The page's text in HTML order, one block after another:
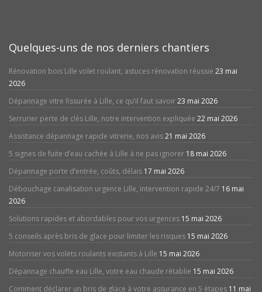
Quelques-uns de nos derniers chantiers
Rénovation bois Lille volet roulant, astuces rénovation réussie 23 mai
2026
Dépannage vitre fissurée à Lille, ce qu’il faut savoir23 mai 2026
Serrurier perte de clés Lille, notre intervention expliquée 22 mai 2026
Assistance dépannage rapide vitrerie, nos avis21 mai 2026
5 signes de fuite d’eau cachée à Lille à ne pas ignorer 18 mai 2026
Dépannage porte d’entrée, coûts, délais 17 mai 2026
Débouchage canalisation urgence Lille, intervention rapide 24/7 16 mai
2026
Solutions rapides et abordables pour vos urgences 15 mai 2026
5 conseils après bris de glace pour limiter les risques 15 mai 2026
Motoriser vos volets roulants existants à Lille 15 mai 2026
Dépannage chauffe eau Lille, votre eau chaude rétablie 15 mai 2026
Comment déclarer un bris de glace à votre assurance en 5 étapes 11 mai